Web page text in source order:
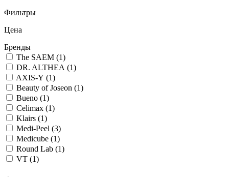
Фильтры
Цена
Бренды
The SAEM (1)
DR. ALTHEA (1)
AXIS-Y (1)
Beauty of Joseon (1)
Bueno (1)
Celimax (1)
Klairs (1)
Medi-Peel (3)
Medicube (1)
Round Lab (1)
VT (1)